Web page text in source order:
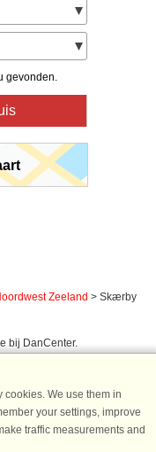
gevonden.
Zeeland > Skærby
bij DanCenter.
een vakantiehuis te vinden
zoekopdracht filteren en
en internet.
cookies. We use them in
your settings, improve
traffic measurements and